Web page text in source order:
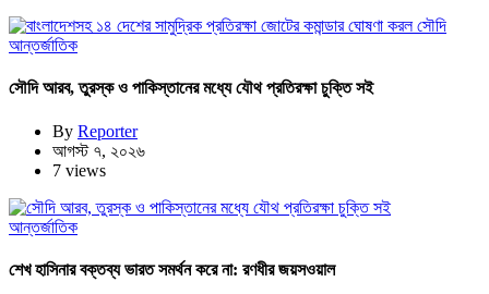
আন্তর্জাতিক
সৌদি আরব, তুরস্ক ও পাকিস্তানের মধ্যে যৌথ প্রতিরক্ষা চুক্তি সই
By Reporter
আগস্ট ৭, ২০২৬
7 views
আন্তর্জাতিক
শেখ হাসিনার বক্তব্য ভারত সমর্থন করে না: রণধীর জয়সওয়াল